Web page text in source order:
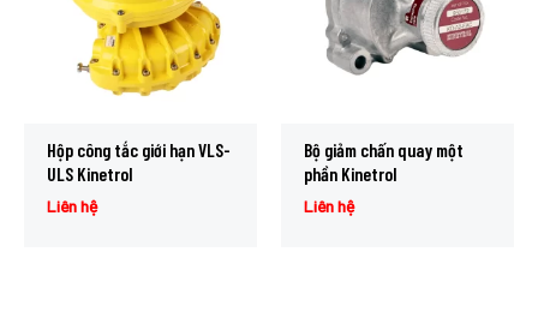
Hộp công tắc giới hạn VLS-
ULS Kinetrol
Liên hệ
Bộ giảm chấn quay một
phần Kinetrol
Liên hệ